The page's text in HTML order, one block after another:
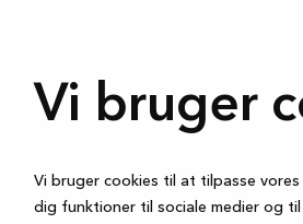
Vi bruger
Vi bruger cookies til at tilpasse
dig funktioner til sociale medier og